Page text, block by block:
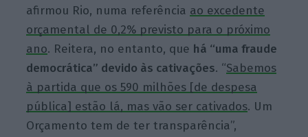
afirmou Rio, numa referência ao excedente
orçamental de 0,2% previsto para o próximo
ano. Reitera, no entanto, que há “uma fraude
democrática” devido às cativações. “Sabemos
à partida que os 590 milhões [de despesa
pública] estão lá, mas vão ser cativados. Um
Orçamento tem de ter transparência”,